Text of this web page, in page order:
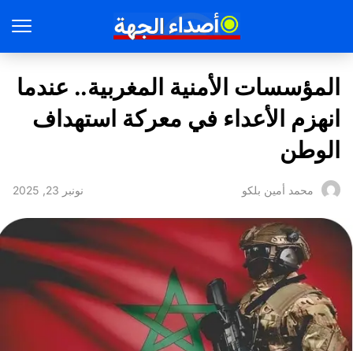
المؤسسات الأمنية المغربية.. عندما
انهزم الأعداء في معركة استهداف
الوطن
محمد أمين بلكو نونبر 23, 2025